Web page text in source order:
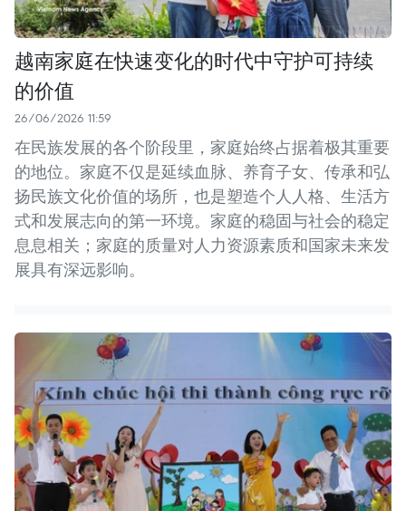
越南家庭在快速变化的时代中守护可持续
的价值
26/06/2026 11:59
在民族发展的各个阶段里，家庭始终占据着极其重要
的地位。家庭不仅是延续血脉、养育子女、传承和弘
扬民族文化价值的场所，也是塑造个人人格、生活方
式和发展志向的第一环境。家庭的稳固与社会的稳定
息息相关；家庭的质量对人力资源素质和国家未来发
展具有深远影响。